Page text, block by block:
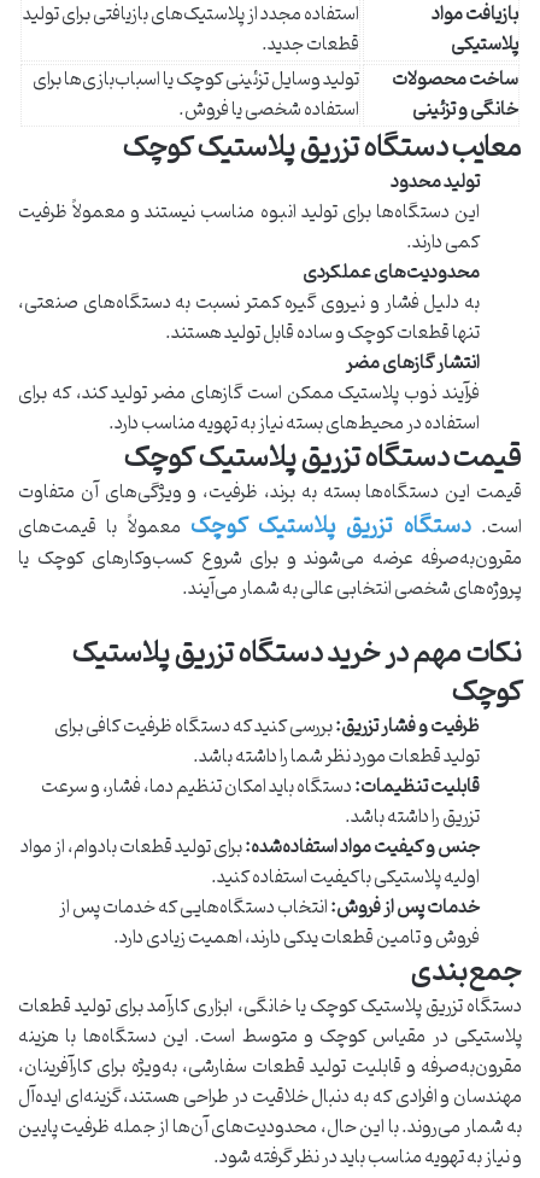
بازیافت مواد
پلاستیکی
استفاده مجدد از پلاستیک‌های بازیافتی برای تولید
قطعات جدید.
ساخت محصولات
خانگی و تزئینی
تولید وسایل تزئینی کوچک یا اسباب‌بازی‌ها برای
استفاده شخصی یا فروش.
معایب دستگاه تزریق پلاستیک کوچک
تولید محدود
این دستگاه‌ها برای تولید انبوه مناسب نیستند و معمولاً ظرفیت
کمی دارند.
محدودیت‌های عملکردی
به دلیل فشار و نیروی گیره کمتر نسبت به دستگاه‌های صنعتی،
تنها قطعات کوچک و ساده قابل تولید هستند.
انتشار گازهای مضر
فرآیند ذوب پلاستیک ممکن است گازهای مضر تولید کند، که برای
استفاده در محیط‌های بسته نیاز به تهویه مناسب دارد.
قیمت دستگاه تزریق پلاستیک کوچک
قیمت این دستگاه‌ها بسته به برند، ظرفیت، و ویژگی‌های آن متفاوت
است.دستگاه تزریق پلاستیک کوچک معمولاً با قیمت‌های
مقرون‌به‌صرفه عرضه می‌شوند و برای شروع کسب‌وکارهای کوچک یا
پروژه‌های شخصی انتخابی عالی به شمار می‌آیند.
نکات مهم در خرید دستگاه تزریق پلاستیک
کوچک
ظرفیت و فشار تزریق:بررسی کنید که دستگاه ظرفیت کافی برای
تولید قطعات مورد نظر شما را داشته باشد.
قابلیت تنظیمات:دستگاه باید امکان تنظیم دما، فشار، و سرعت
تزریق را داشته باشد.
جنس و کیفیت مواد استفاده‌شده:برای تولید قطعات بادوام، از مواد
اولیه پلاستیکی باکیفیت استفاده کنید.
خدمات پس از فروش:انتخاب دستگاه‌هایی که خدمات پس از
فروش و تامین قطعات یدکی دارند، اهمیت زیادی دارد.
جمع‌بندی
دستگاه تزریق پلاستیک کوچک یا خانگی، ابزاری کارآمد برای تولید قطعات
پلاستیکی در مقیاس کوچک و متوسط است. این دستگاه‌ها با هزینه
مقرون‌به‌صرفه و قابلیت تولید قطعات سفارشی، به‌ویژه برای کارآفرینان،
مهندسان و افرادی که به دنبال خلاقیت در طراحی هستند، گزینه‌ای ایده‌آل
به شمار می‌روند. با این حال، محدودیت‌های آن‌ها از جمله ظرفیت پایین
و نیاز به تهویه مناسب باید در نظر گرفته شود.